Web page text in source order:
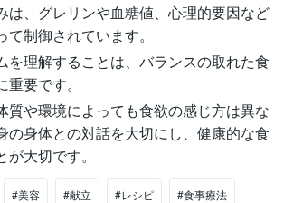
は、グレリンや血糖値、心理的要因など
制御されています。
を理解することは、バランスの取れた食
要です。
質や環境によっても食欲の感じ方は異な
の身体との対話を大切にし、健康的な食
大切です。
#美容 #献立 #レシピ #食事療法